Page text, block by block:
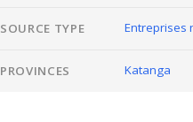
SOURCE TYPE Entreprises
PROVINCES Katanga